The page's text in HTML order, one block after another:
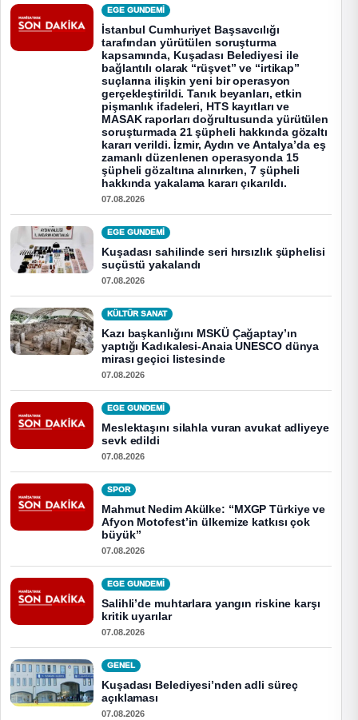
EGE GUNDEMİ
İstanbul Cumhuriyet Başsavcılığı
tarafından yürütülen soruşturma
kapsamında, Kuşadası Belediyesi ile
bağlantılı olarak “rüşvet” ve “irtikap”
suçlarına ilişkin yeni bir operasyon
gerçekleştirildi. Tanık beyanları, etkin
pişmanlık ifadeleri, HTS kayıtları ve
MASAK raporları doğrultusunda yürütülen
soruşturmada 21 şüpheli hakkında gözaltı
kararı verildi. İzmir, Aydın ve Antalya’da eş
zamanlı düzenlenen operasyonda 15
şüpheli gözaltına alınırken, 7 şüpheli
hakkında yakalama kararı çıkarıldı.
07.08.2026
EGE GUNDEMİ
Kuşadası sahilinde seri hırsızlık şüphelisi
suçüstü yakalandı
07.08.2026
KÜLTÜR SANAT
Kazı başkanlığını MSKÜ Çağaptay’ın
yaptığı Kadıkalesi-Anaia UNESCO dünya
mirası geçici listesinde
07.08.2026
EGE GUNDEMİ
Meslektaşını silahla vuran avukat adliyeye
sevk edildi
07.08.2026
SPOR
Mahmut Nedim Akülke: “MXGP Türkiye ve
Afyon Motofest’in ülkemize katkısı çok
büyük”
07.08.2026
EGE GUNDEMİ
Salihli’de muhtarlara yangın riskine karşı
kritik uyarılar
07.08.2026
GENEL
Kuşadası Belediyesi’nden adli süreç
açıklaması
07.08.2026